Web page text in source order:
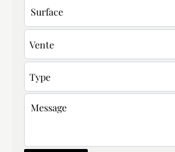
Vente
Type